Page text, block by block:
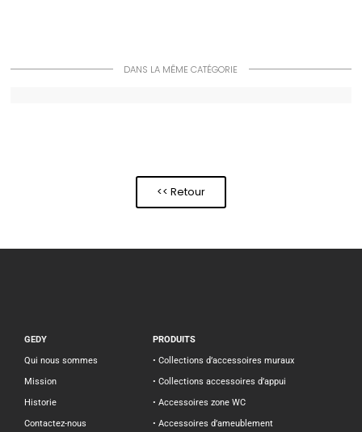
DANS LA MÊME CATÉGORIE
<< Retour
GEDY
Qui nous sommes
Mission
Historie
Contactez-nous
PRODUITS
• Collections d’accessoires muraux
• Collections accessoires d’appui
• Accessoires zone WC
• Accessoires d’ameublement